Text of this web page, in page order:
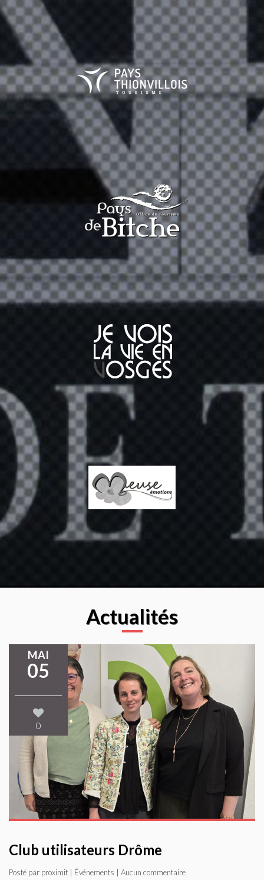
Actualités
MAI
05
0
Club utilisateurs Drôme
Posté par proximit | Événements | Aucun commentaire